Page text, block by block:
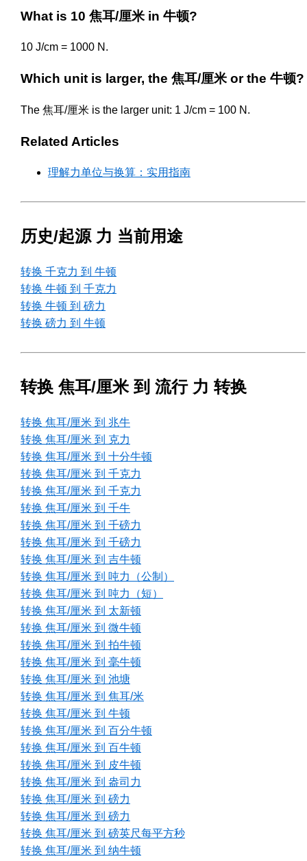
What is 10 焦耳/厘米 in 牛顿?
10 J/cm = 1000 N.
Which unit is larger, the 焦耳/厘米 or the 牛顿?
The 焦耳/厘米 is the larger unit: 1 J/cm = 100 N.
Related Articles
理解力单位与换算：实用指南
历史/起源 力 当前用途
转换 千克力 到 牛顿
转换 牛顿 到 千克力
转换 牛顿 到 磅力
转换 磅力 到 牛顿
转换 焦耳/厘米 到 流行 力 转换
转换 焦耳/厘米 到 兆牛
转换 焦耳/厘米 到 克力
转换 焦耳/厘米 到 十分牛顿
转换 焦耳/厘米 到 千克力
转换 焦耳/厘米 到 千克力
转换 焦耳/厘米 到 千牛
转换 焦耳/厘米 到 千磅力
转换 焦耳/厘米 到 千磅力
转换 焦耳/厘米 到 吉牛顿
转换 焦耳/厘米 到 吨力（公制）
转换 焦耳/厘米 到 吨力（短）
转换 焦耳/厘米 到 太新顿
转换 焦耳/厘米 到 微牛顿
转换 焦耳/厘米 到 拍牛顿
转换 焦耳/厘米 到 毫牛顿
转换 焦耳/厘米 到 池塘
转换 焦耳/厘米 到 焦耳/米
转换 焦耳/厘米 到 牛顿
转换 焦耳/厘米 到 百分牛顿
转换 焦耳/厘米 到 百牛顿
转换 焦耳/厘米 到 皮牛顿
转换 焦耳/厘米 到 盎司力
转换 焦耳/厘米 到 磅力
转换 焦耳/厘米 到 磅力
转换 焦耳/厘米 到 磅英尺每平方秒
转换 焦耳/厘米 到 纳牛顿